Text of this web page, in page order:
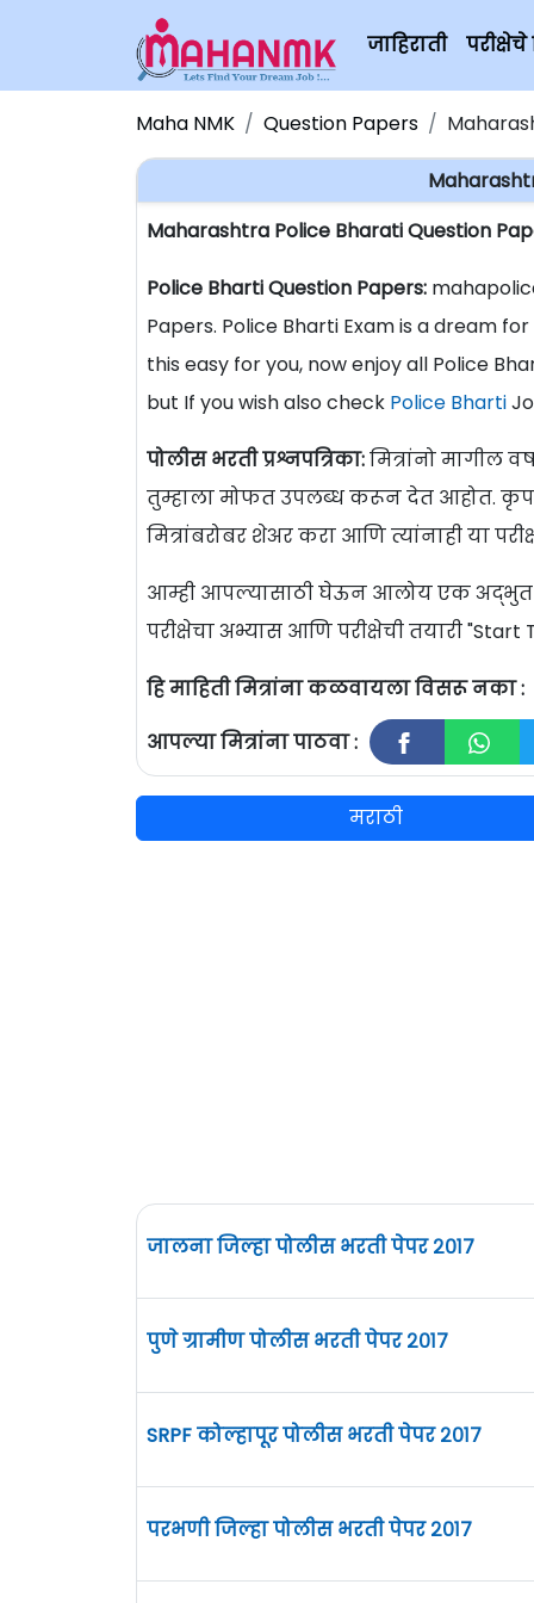
जाहिराती
Maha NMK Question Papers
Maharashtra Police Bharati Question
Police Bharti Question Papers:
Papers. Police Bharti Exam is a dream
this easy for you, now enjoy all Police
but If you wish also check Police Bharti
पोलीस भरती प्रश्नपत्रिका:मित्रांनो मागील
तुम्हाला मोफत उपलब्ध करून देत आहोत.
मित्रांबरोबर शेअर करा आणि त्यांनाही या
आम्ही आपल्यासाठी घेऊन आलोय एक अद्भुत
परीक्षेचा अभ्यास आणि परीक्षेची तयारी
हि माहिती मित्रांना कळवायला विसरू नका :
आपल्या मित्रांना पाठवा :
मराठी
जालना जिल्हा पोलीस भरती पेपर २०१७
पुणे ग्रामीण पोलीस भरती पेपर २०१७
SRPF कोल्हापूर पोलीस भरती पेपर २०१७
परभणी जिल्हा पोलीस भरती पेपर २०१७